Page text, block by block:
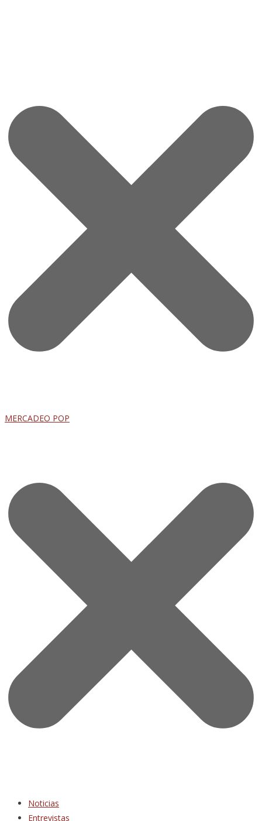
MERCADEO POP
Noticias
Entrevistas